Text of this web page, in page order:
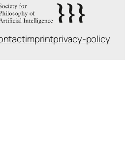
imprintprivacy-policy